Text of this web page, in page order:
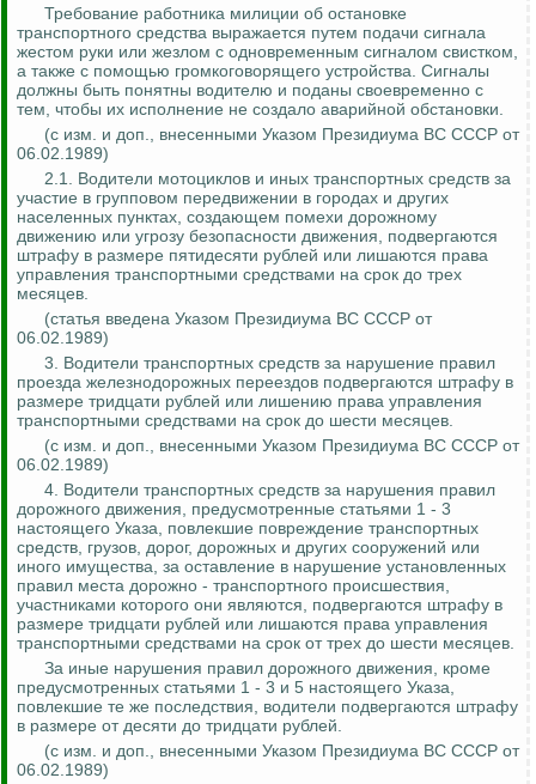
Требование работника милиции об остановке
транспортного средства выражается путем подачи сигнала
жестом руки или жезлом с одновременным сигналом свистком,
а также с помощью громкоговорящего устройства. Сигналы
должны быть понятны водителю и поданы своевременно с
тем, чтобы их исполнение не создало аварийной обстановки.
(с изм. и доп., внесенными Указом Президиума ВС СССР от
06.02.1989)
2.1. Водители мотоциклов и иных транспортных средств за
участие в групповом передвижении в городах и других
населенных пунктах, создающем помехи дорожному
движению или угрозу безопасности движения, подвергаются
штрафу в размере пятидесяти рублей или лишаются права
управления транспортными средствами на срок до трех
месяцев.
(статья введена Указом Президиума ВС СССР от
06.02.1989)
3. Водители транспортных средств за нарушение правил
проезда железнодорожных переездов подвергаются штрафу в
размере тридцати рублей или лишению права управления
транспортными средствами на срок до шести месяцев.
(с изм. и доп., внесенными Указом Президиума ВС СССР от
06.02.1989)
4. Водители транспортных средств за нарушения правил
дорожного движения, предусмотренные статьями 1 - 3
настоящего Указа, повлекшие повреждение транспортных
средств, грузов, дорог, дорожных и других сооружений или
иного имущества, за оставление в нарушение установленных
правил места дорожно - транспортного происшествия,
участниками которого они являются, подвергаются штрафу в
размере тридцати рублей или лишаются права управления
транспортными средствами на срок от трех до шести месяцев.
За иные нарушения правил дорожного движения, кроме
предусмотренных статьями 1 - 3 и 5 настоящего Указа,
повлекшие те же последствия, водители подвергаются штрафу
в размере от десяти до тридцати рублей.
(с изм. и доп., внесенными Указом Президиума ВС СССР от
06.02.1989)